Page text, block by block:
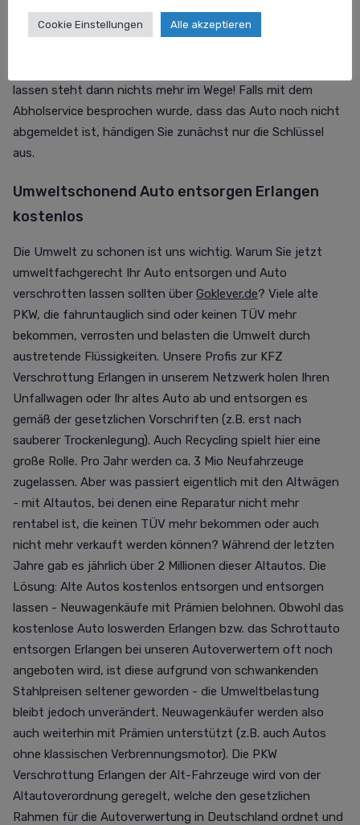
von Ihnen: KFZ Brief, KFZ Schein und die Schlüssel des
lassen steht dann nichts mehr im Wege! Falls mit dem
Abholservice besprochen wurde, dass das Auto noch nicht
abgemeldet ist, händigen Sie zunächst nur die Schlüssel
aus.
Umweltschonend Auto entsorgen Erlangen
kostenlos
Die Umwelt zu schonen ist uns wichtig. Warum Sie jetzt
umweltfachgerecht Ihr Auto entsorgen und Auto
verschrotten lassen sollten über Goklever.de? Viele alte
PKW, die fahruntauglich sind oder keinen TÜV mehr
bekommen, verrosten und belasten die Umwelt durch
austretende Flüssigkeiten. Unsere Profis zur KFZ
Verschrottung Erlangen in unserem Netzwerk holen Ihren
Unfallwagen oder Ihr altes Auto ab und entsorgen es
gemäß der gesetzlichen Vorschriften (z.B. erst nach
sauberer Trockenlegung). Auch Recycling spielt hier eine
große Rolle. Pro Jahr werden ca. 3 Mio Neufahrzeuge
zugelassen. Aber was passiert eigentlich mit den Altwägen
- mit Altautos, bei denen eine Reparatur nicht mehr
rentabel ist, die keinen TÜV mehr bekommen oder auch
nicht mehr verkauft werden können? Während der letzten
Jahre gab es jährlich über 2 Millionen dieser Altautos. Die
Lösung: Alte Autos kostenlos entsorgen und entsorgen
lassen - Neuwagenkäufe mit Prämien belohnen. Obwohl das
kostenlose Auto loswerden Erlangen bzw. das Schrottauto
entsorgen Erlangen bei unseren Autoverwertern oft noch
angeboten wird, ist diese aufgrund von schwankenden
Stahlpreisen seltener geworden - die Umweltbelastung
bleibt jedoch unverändert. Neuwagenkäufer werden also
auch weiterhin mit Prämien unterstützt (z.B. auch Autos
ohne klassischen Verbrennungsmotor). Die PKW
Verschrottung Erlangen der Alt-Fahrzeuge wird von der
Altautoverordnung geregelt, welche den gesetzlichen
Rahmen für die Autoverwertung in Deutschland ordnet und
Cookie Einstellungen Alle akzeptieren